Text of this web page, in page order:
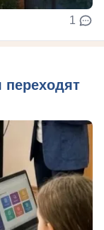
1
переходят